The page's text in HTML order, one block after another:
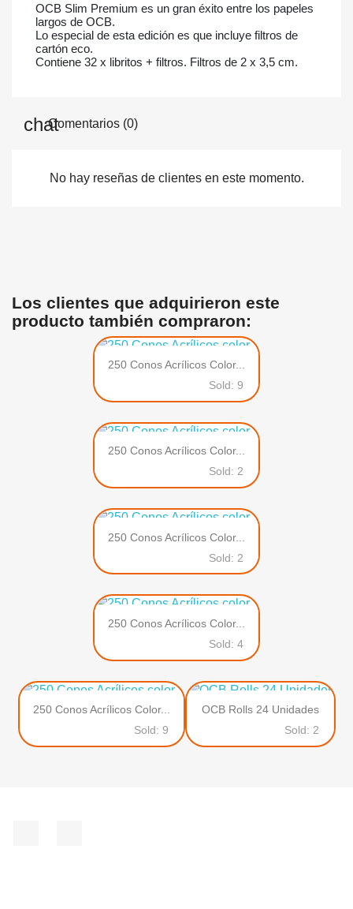
OCB Slim Premium es un gran éxito entre los papeles
largos de OCB.
Lo especial de esta edición es que incluye filtros de
cartón eco.
Contiene 32 x libritos + filtros. Filtros de 2 x 3,5 cm.
Comentarios (0)
No hay reseñas de clientes en este momento.
Los clientes que adquirieron este
producto también compraron:
250 Conos Acrílicos Color...
Sold: 9
250 Conos Acrílicos Color...
Sold: 2
250 Conos Acrílicos Color...
Sold: 2
250 Conos Acrílicos Color...
Sold: 4
250 Conos Acrílicos Color...
Sold: 9
OCB Rolls 24 Unidades
Sold: 2